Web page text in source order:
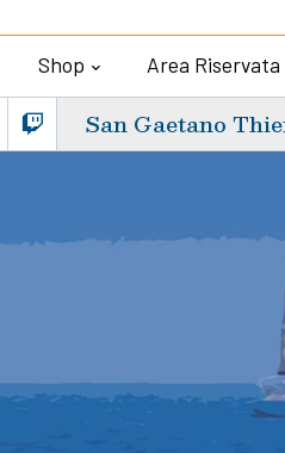
Shop Area Riservata
San Gaetano